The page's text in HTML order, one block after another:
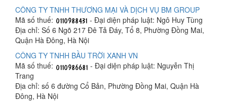
CÔNG TY TNHH THƯƠNG MẠI VÀ DỊCH VỤ BM GROUP
Mã số thuế:
- Đại diện pháp luật: Ngô Huy Tùng
Địa chỉ: Số 6 Ngõ 217 Đê Tả Đáy, Tổ 8, Phường Đồng Mai,
Quận Hà Đông, Hà Nội
CÔNG TY TNHH BẦU TRỜI XANH VN
Mã số thuế:
- Đại diện pháp luật: Nguyễn Thị
Trang
Địa chỉ: số 6 đường Cổ Bản, Phường Đồng Mai, Quận Hà
Đông, Hà Nội